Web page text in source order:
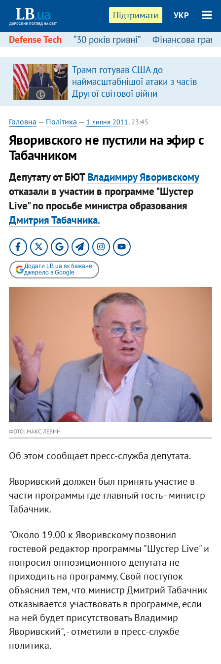
Підтримати УКР
Defense Tech “30 років гривні” Фінансова
Трамп готував США до
наймасштабнішої атаки з часів
Другої світової війни
Головна — Політика — 1 липня 2011, 23:45
Яворивского не пустили на эфир с
Табачником
Депутату от БЮТВладимиру Яворивскому
отказали в участии в программе "Шустер
Live" по просьбе министра образования
Дмитрия Табачника.
Додати LB.ua як бажане
джерело в Google
ФОТО: МАКС ЛЕВИН
Об этом сообщает пресс-служба депутата.
Яворивский должен был принять участие в
части программы где главный гость - министр
Табачник.
"Около 19.00 к Яворивскому позвонил
гостевой редактор программы "Шустер Live" и
попросил оппозиционного депутата не
приходить на программу. Свой поступок
объяснил тем, что министр Дмитрий Табачник
отказывается участвовать в программе, если
на ней будет присутствовать Владимир
Яворивский", - отметили в пресс-службе
политика.